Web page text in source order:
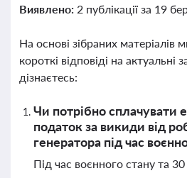
Виявлено: 2 публікації за 19
На основі зібраних матеріалів
короткі відповіді на актуальні
дізнаєтесь:
Чи потрібно сплачувати
податок за викиди від
генератора під час
Під час воєнного стану та 30